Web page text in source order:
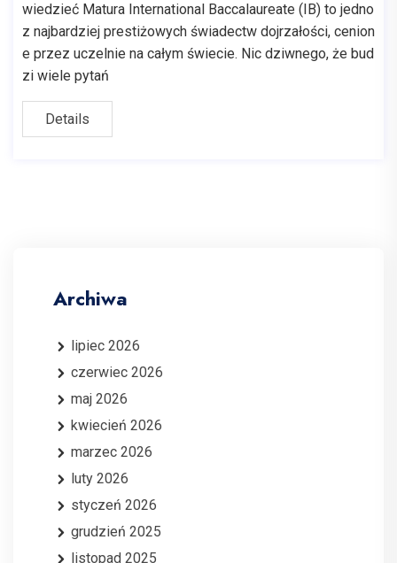
wiedzieć Matura International Baccalaureate (IB) to jedno
z najbardziej prestiżowych świadectw dojrzałości, cenion
e przez uczelnie na całym świecie. Nic dziwnego, że bud
zi wiele pytań
Details
Archiwa
lipiec 2026
czerwiec 2026
maj 2026
kwiecień 2026
marzec 2026
luty 2026
styczeń 2026
grudzień 2025
listopad 2025